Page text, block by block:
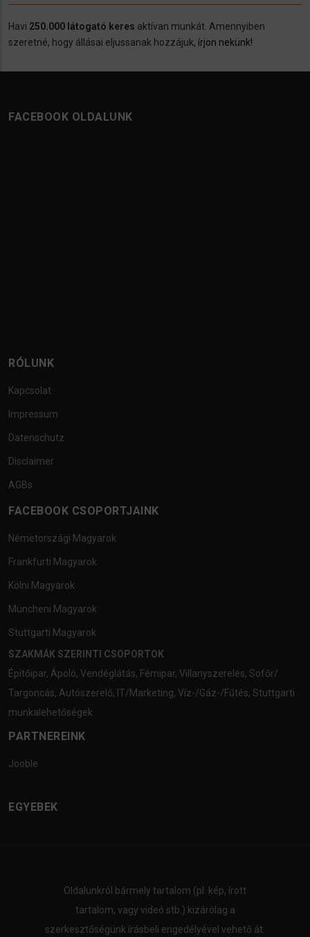
Havi 250.000 látogató keres aktívan munkát. Amennyiben
szeretné, hogy állásai eljussanak hozzájuk, írjon nekünk!
FACEBOOK OLDALUNK
RÓLUNK
Kapcsolat
Impressum
Datenschutz
Disclaimer
AGBs
FACEBOOK CSOPORTJAINK
Németországi Magyarok
Frankfurti Magyarok
Kölni Magyarok
Müncheni Magyarok
Stuttgarti Magyarok
SZAKMÁK SZERINTI CSOPORTOK
Építőipar, Ápoló, Vendéglátás, Fémipar, Villanyszerelés, Sofőr/
Targoncás, Autószerelő, IT/Marketing, Víz-/Gáz-/Fűtés, Stuttgarti
munkalehetőségek
PARTNEREINK
Jooble
EGYEBEK
Oldalunkról bármely tartalom (pl. kép, írott
tartalom, vagy videó stb.) kizárólag a
szerkesztőségünk írásbeli engedélyével vehető át.